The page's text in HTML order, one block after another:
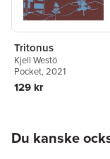
Tritonus
Kjell Westö
Pocket, 2021
129 kr
Du kanske